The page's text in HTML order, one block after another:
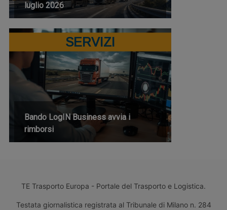
luglio 2026
SERVIZI
Bando LogIN Business avvia i
rimborsi
TE Trasporto Europa - Portale del Trasporto e Logistica.
Testata giornalistica registrata al Tribunale di Milano n. 284